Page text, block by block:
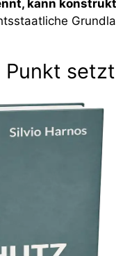
kann
Punkt